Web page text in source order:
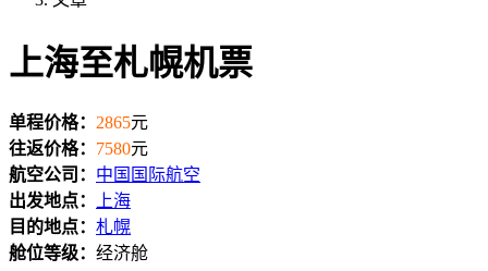
上海至札幌机票
单程价格： 2865元
往返价格： 7580元
航空公司： 中国国际航空
出发地点：
上海
目的地点： 札幌
舱位等级： 经济舱